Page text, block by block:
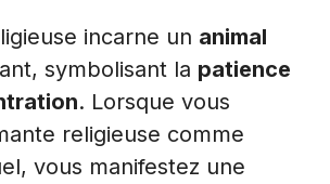
incarne un animal
symbolisant la patience
. Lorsque vous
religieuse comme
vous manifestez une